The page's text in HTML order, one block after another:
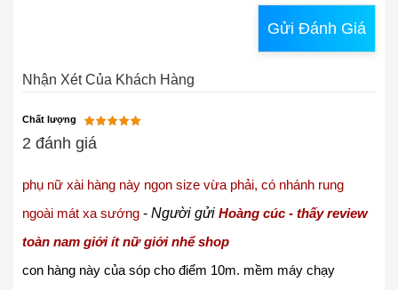
Gửi Đánh Giá
Nhận Xét Của Khách Hàng
Chất lượng
2 đánh giá
phụ nữ xài hàng này ngon size vừa phải, có nhánh rung
ngoài mát xa sướng - Người gửi Hoàng cúc - thấy review
toàn nam giới ít nữ giới nhể shop
con hàng này của sóp cho điểm 10m. mềm máy chạy